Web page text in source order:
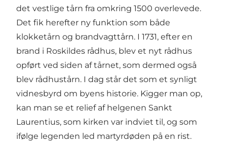
det vestlige tårn fra omkring 1500 overlevede.
Det fik herefter ny funktion som både
klokketårn og brandvagttårn. I 1731, efter en
brand i Roskildes rådhus, blev et nyt rådhus
opført ved siden af tårnet, som dermed også
blev rådhustårn. I dag står det som et synligt
vidnesbyrd om byens historie. Kigger man op,
kan man se et relief af helgenen Sankt
Laurentius, som kirken var indviet til, og som
ifølge legenden led martyrdøden på en rist.